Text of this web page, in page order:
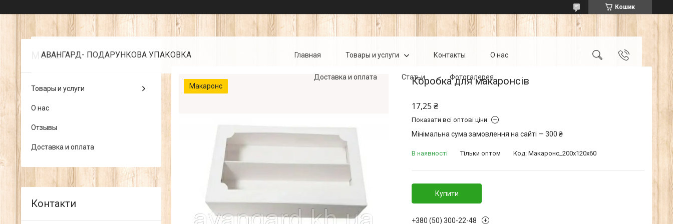
Кошик
АВАНГАРД- ПОДАРУНКОВА УПАКОВКА Главная Товары и услуги Контакты О нас
Доставка и оплата Статьи
Фотогалерея
Макаронс
Коробка для макаронсів
17,25 ₴
Показати всі оптові ціни
Мінімальна сума замовлення на сайті — 300 ₴
В наявності Тільки оптом Код: Макаронс_200х120х60
Купити
+380 (50) 300-22-48
Товары и услуги
О нас
Отзывы
Доставка и оплата